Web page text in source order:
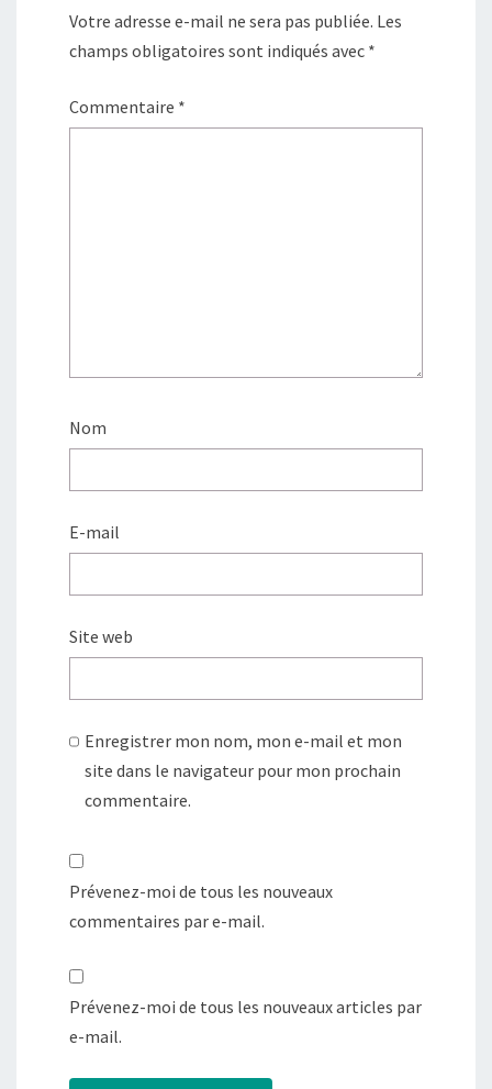
Votre adresse e-mail ne sera pas publiée. Les
champs obligatoires sont indiqués avec *
Commentaire *
Nom
E-mail
Site web
Enregistrer mon nom, mon e-mail et mon
site dans le navigateur pour mon prochain
commentaire.
Prévenez-moi de tous les nouveaux
commentaires par e-mail.
Prévenez-moi de tous les nouveaux articles par
e-mail.